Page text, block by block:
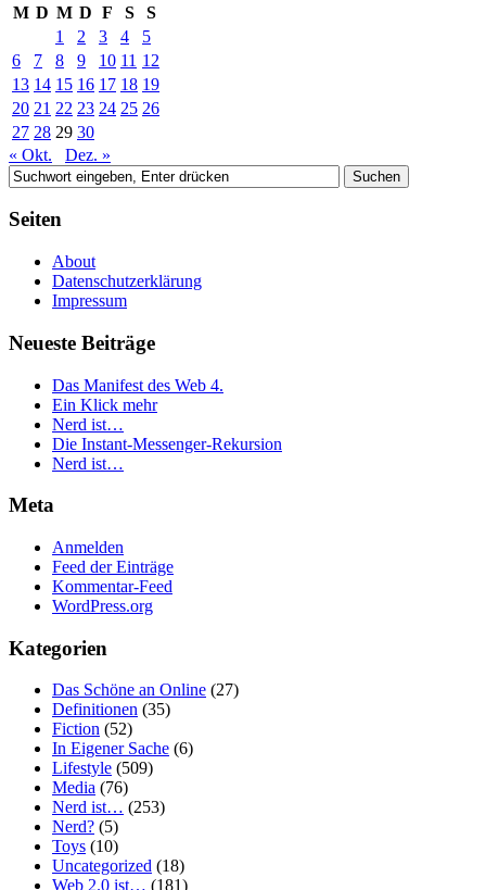
M D M D F S
S
1
2 3 4
5
6
7 8 9 10 11 12
13 14 15 16 17 18 19
20 21 22 23 24 25 26
27 28 29 30
« Okt.
Dez. »
Seiten
About
Datenschutzerklärung
Impressum
Neueste Beiträge
Das Manifest des Web 4.
Ein Klick mehr
Nerd ist…
Die Instant-Messenger-Rekursion
Nerd ist…
Meta
Anmelden
Feed der Einträge
Kommentar-Feed
WordPress.org
Kategorien
Das Schöne an Online (27)
Definitionen (35)
Fiction (52)
In Eigener Sache (6)
Lifestyle (509)
Media (76)
Nerd ist… (253)
Nerd? (5)
Toys (10)
Uncategorized (18)
Web 2.0 ist… (181)